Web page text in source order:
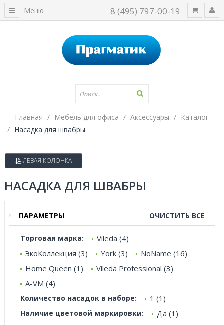
8 (495) 797-00-19
Меню
Главная Мебель для офиса Аксессуары
Каталог
Насадка для швабры
ЛЕВАЯ КОЛОНКА
НАСАДКА ДЛЯ ШВАБРЫ
ПАРАМЕТРЫ ОЧИСТИТЬ ВСЕ
Торговая марка:
Vileda (4)
ЭкоКоллекция (3)
York (3)
NoName (16)
Home Queen (1)
Vileda Professional (3)
A-VM (4)
Количество насадок в наборе: 1 (1)
Наличие цветовой маркировки: Да (1)